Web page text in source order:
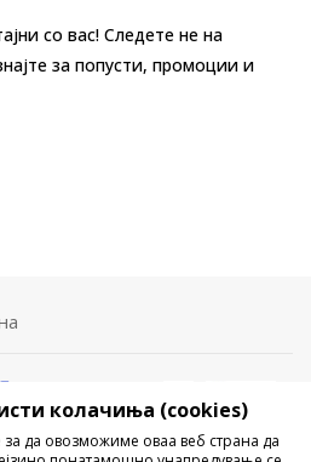
со вас! Следете не на
за попусти, промоции и
колачиња (cookies)
да овозможиме оваа веб страна да